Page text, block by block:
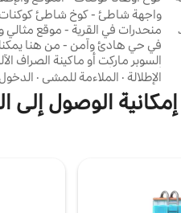
البحر!
واجهة شاطئ - كوخ شاطئ
منحدرات في القرية - موقع مثالي
في حي هادئ وآمن - من هنا
السوبر ماركت أو ماكينة الصراف
أو الحانات أو نادي الشاطئ مع
بعد دقيقة واحدة!... استمتع بحياة
الاستوائية، وتناول الكوكتيل في
على الشرفة، والغوص على الشعاب
الإطلالة · الملاءمة للمشي · الدخول
إمكانية الوصول